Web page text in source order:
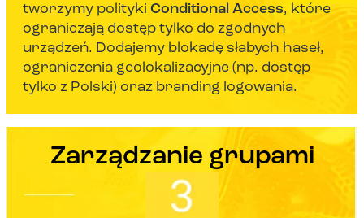
tworzymy polityki Conditional Access, które
ograniczają dostęp tylko do zgodnych
urządzeń. Dodajemy blokadę słabych haseł,
ograniczenia geolokalizacyjne (np. dostęp
tylko z Polski) oraz branding logowania.
Zarządzanie grupami